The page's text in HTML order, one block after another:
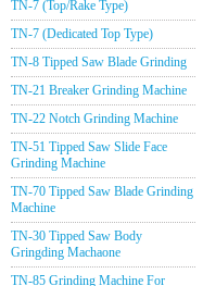
TN-7 (Top/Rake Type)
TN-7 (Dedicated Top Type)
TN-8 Tipped Saw Blade Grinding
TN-21 Breaker Grinding Machine
TN-22 Notch Grinding Machine
TN-51 Tipped Saw Slide Face
Grinding Machine
TN-70 Tipped Saw Blade Grinding
Machine
TN-30 Tipped Saw Body
Gringding Machaone
TN-85 Grinding Machine For